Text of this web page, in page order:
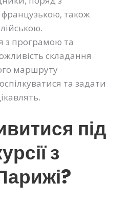
французькою, також
з програмою та
складання
маршруту
та задати
під
з